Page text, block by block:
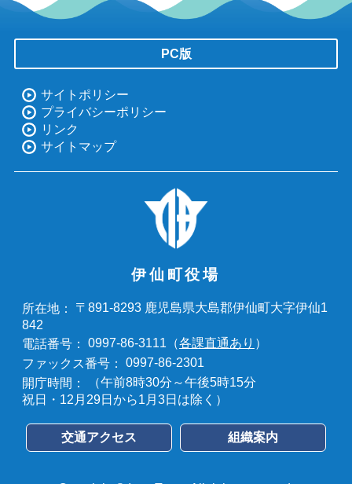
PC版
サイトポリシー
プライバシーポリシー
リンク
サイトマップ
伊仙町役場
所在地：
〒891-8293 鹿児島県大島郡伊仙町大字伊仙1
842
電話番号：
0997-86-3111（各課直通あり ）
ファックス番号：
0997-86-2301
開庁時間：
（午前8時30分～午後5時15分
祝日・12月29日から1月3日は除く）
交通アクセス 組織案内